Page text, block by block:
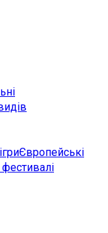
Європейські